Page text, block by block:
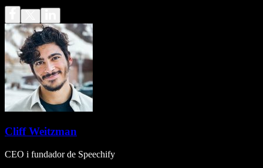
Cliff Weitzman
CEO i fundador de Speechify